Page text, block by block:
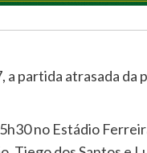
a partida atrasada
no Estádio